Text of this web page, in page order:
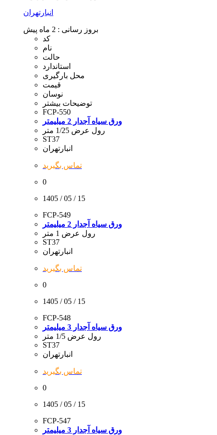
انبارتهران
بروز رسانی : 2 ماه پیش
کد
نام
حالت
استاندارد
محل بارگیری
قیمت
نوسان
توضیحات بیشتر
FCP-550
ورق سیاه آجدار 2 میلیمتر
رول عرض 1/25 متر
ST37
انبارتهران
تماس بگیرید
0
1405 / 05 / 15
FCP-549
ورق سیاه آجدار 2 میلیمتر
رول عرض 1 متر
ST37
انبارتهران
تماس بگیرید
0
1405 / 05 / 15
FCP-548
ورق سیاه آجدار 3 میلیمتر
رول عرض 1/5 متر
ST37
انبارتهران
تماس بگیرید
0
1405 / 05 / 15
FCP-547
ورق سیاه آجدار 3 میلیمتر